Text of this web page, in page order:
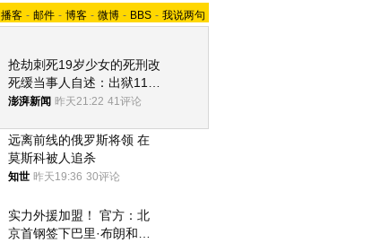
播客 - 邮件 - 博客 - 微博 - BBS - 我说两句
抢劫刺死19岁少女的死刑改
死缓当事人自述：出狱11年
间始终刻意躲避被害人家属
澎湃新闻 昨天21:22 41评论
远离前线的俄罗斯将领 在
莫斯科被人追杀
知世 昨天19:36 30评论
实力外援加盟！ 官方：北
京首钢签下巴里·布朗和桑